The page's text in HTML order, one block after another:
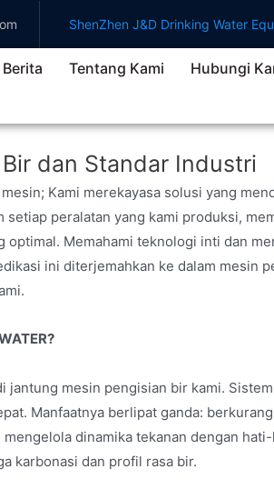
ShenZhen J&D Drinking Water
Berita Tentang Kami Hubungi
dan Standar Industri
Kami merekayasa solusi yang
peralatan yang kami produksi,
Memahami teknologi inti dan
ini diterjemahkan ke dalam mesin
mesin pengisian bir kami.
Manfaatnya berlipat ganda:
dinamika tekanan dengan
karbonasi dan profil rasa bir.